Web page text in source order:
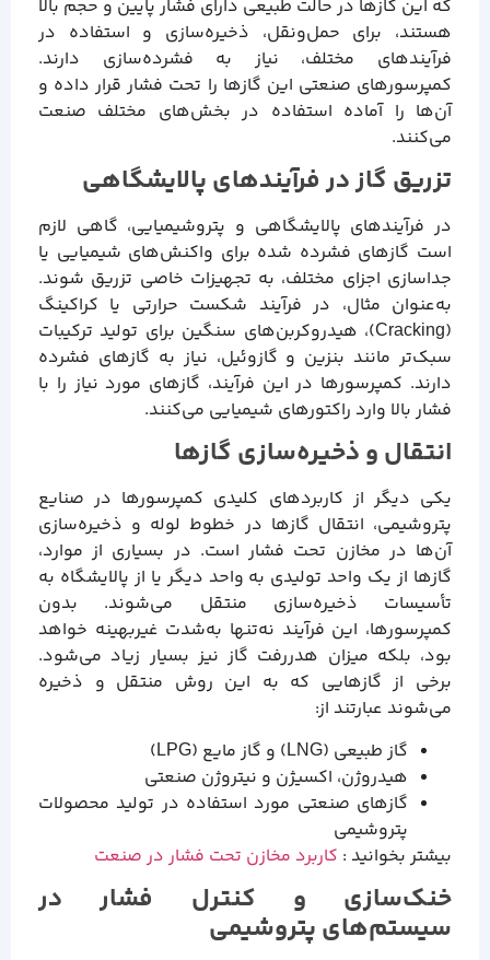
که این گازها در حالت طبیعی دارای فشار پایین و حجم بالا
هستند، برای حمل‌ونقل، ذخیره‌سازی و استفاده در
فرآیندهای مختلف، نیاز به فشرده‌سازی دارند.
کمپرسورهای صنعتی این گازها را تحت فشار قرار داده و
آن‌ها را آماده استفاده در بخش‌های مختلف صنعت
می‌کنند.
تزریق گاز در فرآیندهای پالایشگاهی
در فرآیندهای پالایشگاهی و پتروشیمیایی، گاهی لازم
است گازهای فشرده شده برای واکنش‌های شیمیایی یا
جداسازی اجزای مختلف، به تجهیزات خاصی تزریق شوند.
به‌عنوان مثال، در فرآیند شکست حرارتی یا کراکینگ
(Cracking)، هیدروکربن‌های سنگین برای تولید ترکیبات
سبک‌تر مانند بنزین و گازوئیل، نیاز به گازهای فشرده
دارند. کمپرسورها در این فرآیند، گازهای مورد نیاز را با
فشار بالا وارد راکتورهای شیمیایی می‌کنند.
انتقال و ذخیره‌سازی گازها
یکی دیگر از کاربردهای کلیدی کمپرسورها در صنایع
پتروشیمی، انتقال گازها در خطوط لوله و ذخیره‌سازی
آن‌ها در مخازن تحت فشار است. در بسیاری از موارد،
گازها از یک واحد تولیدی به واحد دیگر یا از پالایشگاه به
تأسیسات ذخیره‌سازی منتقل می‌شوند. بدون
کمپرسورها، این فرآیند نه‌تنها به‌شدت غیربهینه خواهد
بود، بلکه میزان هدررفت گاز نیز بسیار زیاد می‌شود.
برخی از گازهایی که به این روش منتقل و ذخیره
می‌شوند عبارتند از:
گاز طبیعی (LNG) و گاز مایع (LPG)
هیدروژن، اکسیژن و نیتروژن صنعتی
گازهای صنعتی مورد استفاده در تولید محصولات
پتروشیمی
بیشتر بخوانید : کاربرد مخازن تحت فشار در صنعت
خنک‌سازی و کنترل فشار در
سیستم‌های پتروشیمی